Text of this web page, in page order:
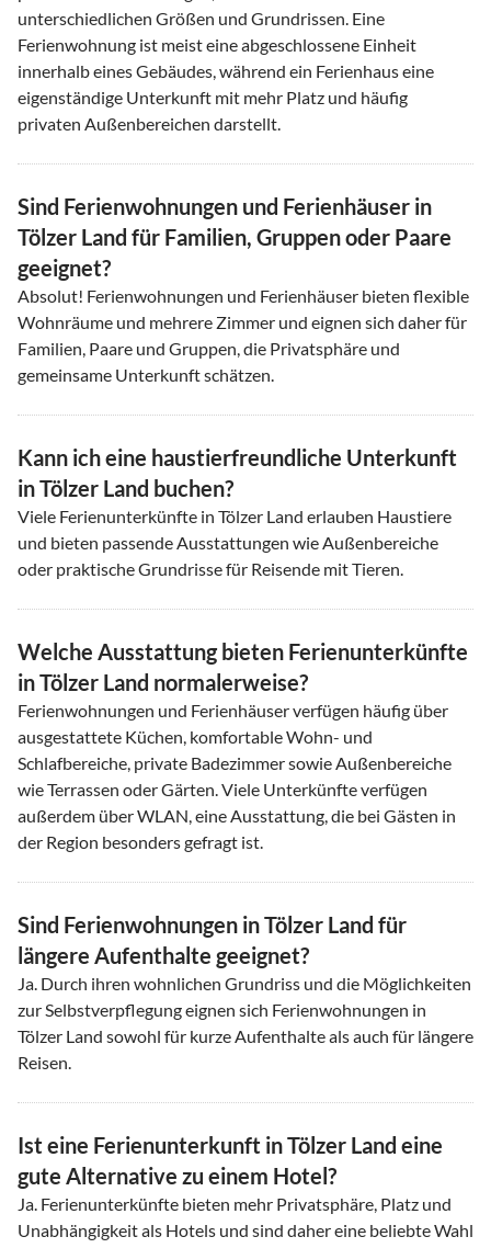
unterschiedlichen Größen und Grundrissen. Eine
Ferienwohnung ist meist eine abgeschlossene Einheit
innerhalb eines Gebäudes, während ein Ferienhaus eine
eigenständige Unterkunft mit mehr Platz und häufig
privaten Außenbereichen darstellt.
Sind Ferienwohnungen und Ferienhäuser in
Tölzer Land für Familien, Gruppen oder Paare
geeignet?
Absolut! Ferienwohnungen und Ferienhäuser bieten flexible
Wohnräume und mehrere Zimmer und eignen sich daher für
Familien, Paare und Gruppen, die Privatsphäre und
gemeinsame Unterkunft schätzen.
Kann ich eine haustierfreundliche Unterkunft
in Tölzer Land buchen?
Viele Ferienunterkünfte in Tölzer Land erlauben Haustiere
und bieten passende Ausstattungen wie Außenbereiche
oder praktische Grundrisse für Reisende mit Tieren.
Welche Ausstattung bieten Ferienunterkünfte
in Tölzer Land normalerweise?
Ferienwohnungen und Ferienhäuser verfügen häufig über
ausgestattete Küchen, komfortable Wohn- und
Schlafbereiche, private Badezimmer sowie Außenbereiche
wie Terrassen oder Gärten. Viele Unterkünfte verfügen
außerdem über WLAN, eine Ausstattung, die bei Gästen in
der Region besonders gefragt ist.
Sind Ferienwohnungen in Tölzer Land für
längere Aufenthalte geeignet?
Ja. Durch ihren wohnlichen Grundriss und die Möglichkeiten
zur Selbstverpflegung eignen sich Ferienwohnungen in
Tölzer Land sowohl für kurze Aufenthalte als auch für längere
Reisen.
Ist eine Ferienunterkunft in Tölzer Land eine
gute Alternative zu einem Hotel?
Ja. Ferienunterkünfte bieten mehr Privatsphäre, Platz und
Unabhängigkeit als Hotels und sind daher eine beliebte Wahl